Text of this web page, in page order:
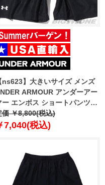
ns623】大きいサイズ メンズ
ARMOUR アンダーアー
ー エンボス ショートパンツ
直輸入 1377137-005
価 ￥8,800(税込)
7,040(税込)